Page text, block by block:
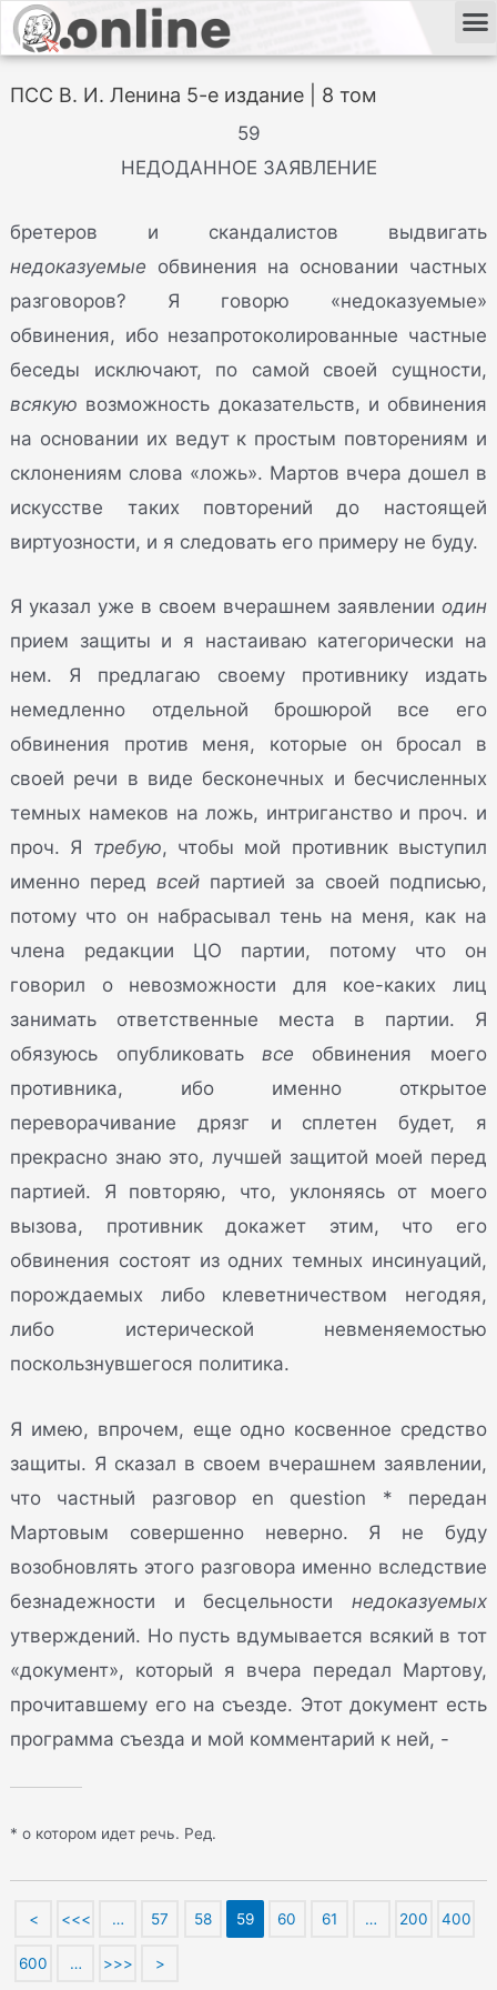
ПСС В. И. Ленина 5-е издание | 8 том
59
НЕДОДАННОЕ ЗАЯВЛЕНИЕ
бретеров и скандалистов выдвигать
недоказуемые обвинения на основании частных
разговоров? Я говорю «недоказуемые»
обвинения, ибо незапротоколированные частные
беседы исключают, по самой своей сущности,
всякую возможность доказательств, и обвинения
на основании их ведут к простым повторениям и
склонениям слова «ложь». Мартов вчера дошел в
искусстве таких повторений до настоящей
виртуозности, и я следовать его примеру не буду.
Я указал уже в своем вчерашнем заявлении один
прием защиты и я настаиваю категорически на
нем. Я предлагаю своему противнику издать
немедленно отдельной брошюрой все его
обвинения против меня, которые он бросал в
своей речи в виде бесконечных и бесчисленных
темных намеков на ложь, интриганство и проч. и
проч. Я требую, чтобы мой противник выступил
именно передвсей партией за своей подписью,
потому что он набрасывал тень на меня, как на
члена редакции ЦО партии, потому что он
говорил о невозможности для кое-каких лиц
занимать ответственные места в партии. Я
обязуюсь опубликовать все обвинения моего
противника, ибо именно открытое
переворачивание дрязг и сплетен будет, я
прекрасно знаю это, лучшей защитой моей перед
партией. Я повторяю, что, уклоняясь от моего
вызова, противник докажет этим, что его
обвинения состоят из одних темных инсинуаций,
порождаемых либо клеветничеством негодяя,
либо истерической невменяемостью
поскользнувшегося политика.
Я имею, впрочем, еще одно косвенное средство
защиты. Я сказал в своем вчерашнем заявлении,
что частный разговор en question * передан
Мартовым совершенно неверно. Я не буду
возобновлять этого разговора именно вследствие
безнадежности и бесцельности недоказуемых
утверждений. Но пусть вдумывается всякий в тот
«документ», который я вчера передал Мартову,
прочитавшему его на съезде. Этот документ есть
программа съезда и мой комментарий к ней, -
* о котором идет речь. Ред.
< <<< … 57 58 59 60 61 … 200 400
600 … >>> >